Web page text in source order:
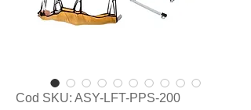
Cod SKU: ASY-LFT-PPS-200